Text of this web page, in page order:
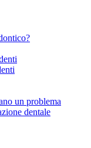
un problema
dentale